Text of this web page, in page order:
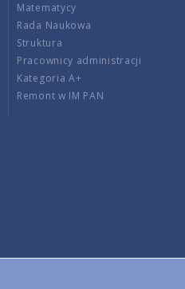
Matematycy
Rada Naukowa
Struktura
Pracownicy administracji
Kategoria A+
Remont w IM PAN